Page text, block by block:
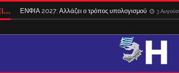
ΕΝΦΙΑ 2027: Αλλάζει ο τρόπος υπολογισμού 3